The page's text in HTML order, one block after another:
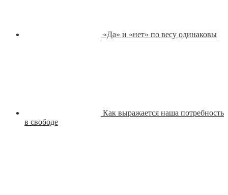
«Да» и «нет» по весу одинаковы
Как выражается наша потребность
в свободе